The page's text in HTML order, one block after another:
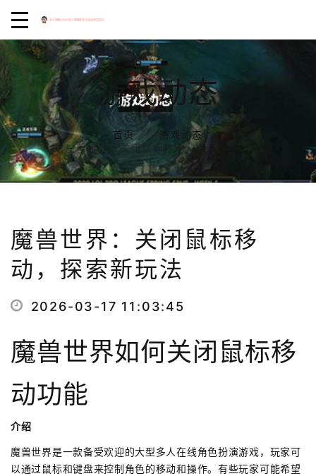
游戏动态
首页
游戏动态
魔兽世界：关闭鼠标移动，探索新玩法
魔兽世界：关闭鼠标移
动，探索新玩法
2026-03-17 11:03:45
魔兽世界如何关闭鼠标移
动功能
介绍
魔兽世界是一款备受欢迎的大型多人在线角色扮演游戏，玩家可
以通过鼠标和键盘来控制角色的移动和操作。有些玩家可能希望